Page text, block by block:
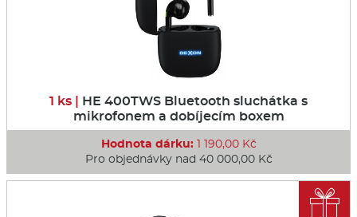
1 ks | HE 400TWS Bluetooth sluchátka s
mikrofonem a dobíjecím boxem
Hodnota dárku:1 190,00 Kč
Pro objednávky nad 40 000,00 Kč
